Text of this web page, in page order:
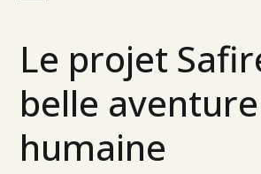
Le projet
belle aventure
humaine